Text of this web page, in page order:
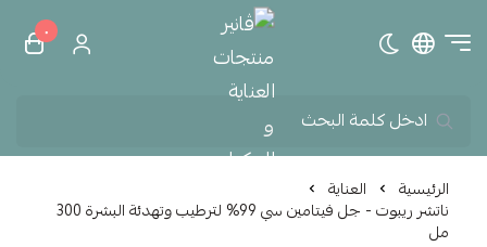
تبديل الوضع الداكنڤانير منتجات العناية و
٠
الرئيسية العناية
ناتشر ريبوت - جل فيتامين سي 99% لترطيب وتهدئة البشرة 300
مل